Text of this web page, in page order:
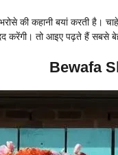
भरोसे की कहानी बयां करती
तो आइए पढ़ते हैं सबसे
Bewafa